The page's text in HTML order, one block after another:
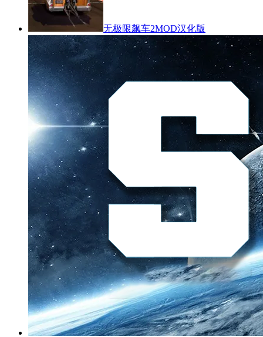
无极限飙车2MOD汉化版